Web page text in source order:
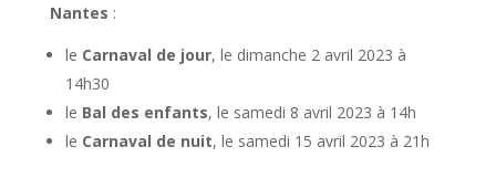
Nantes :
le Carnaval de jour, le dimanche 2 avril 2023 à
14h30
le Bal des enfants, le samedi 8 avril 2023 à 14h
le Carnaval de nuit, le samedi 15 avril 2023 à 21h